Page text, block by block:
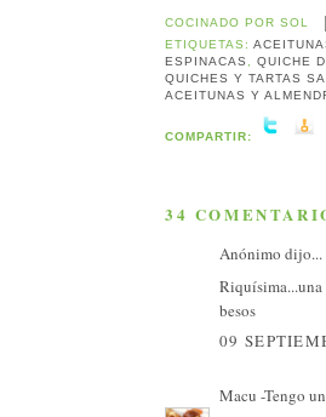
COCINADO PORSOL
ETIQUETAS:
ESPINACAS ,QUICHE
QUICHES Y TARTAS
ACEITUNAS Y
COMPARTIR:
34
Anónimo dijo...
Riquísima...una
besos
09
Macu -Tengo